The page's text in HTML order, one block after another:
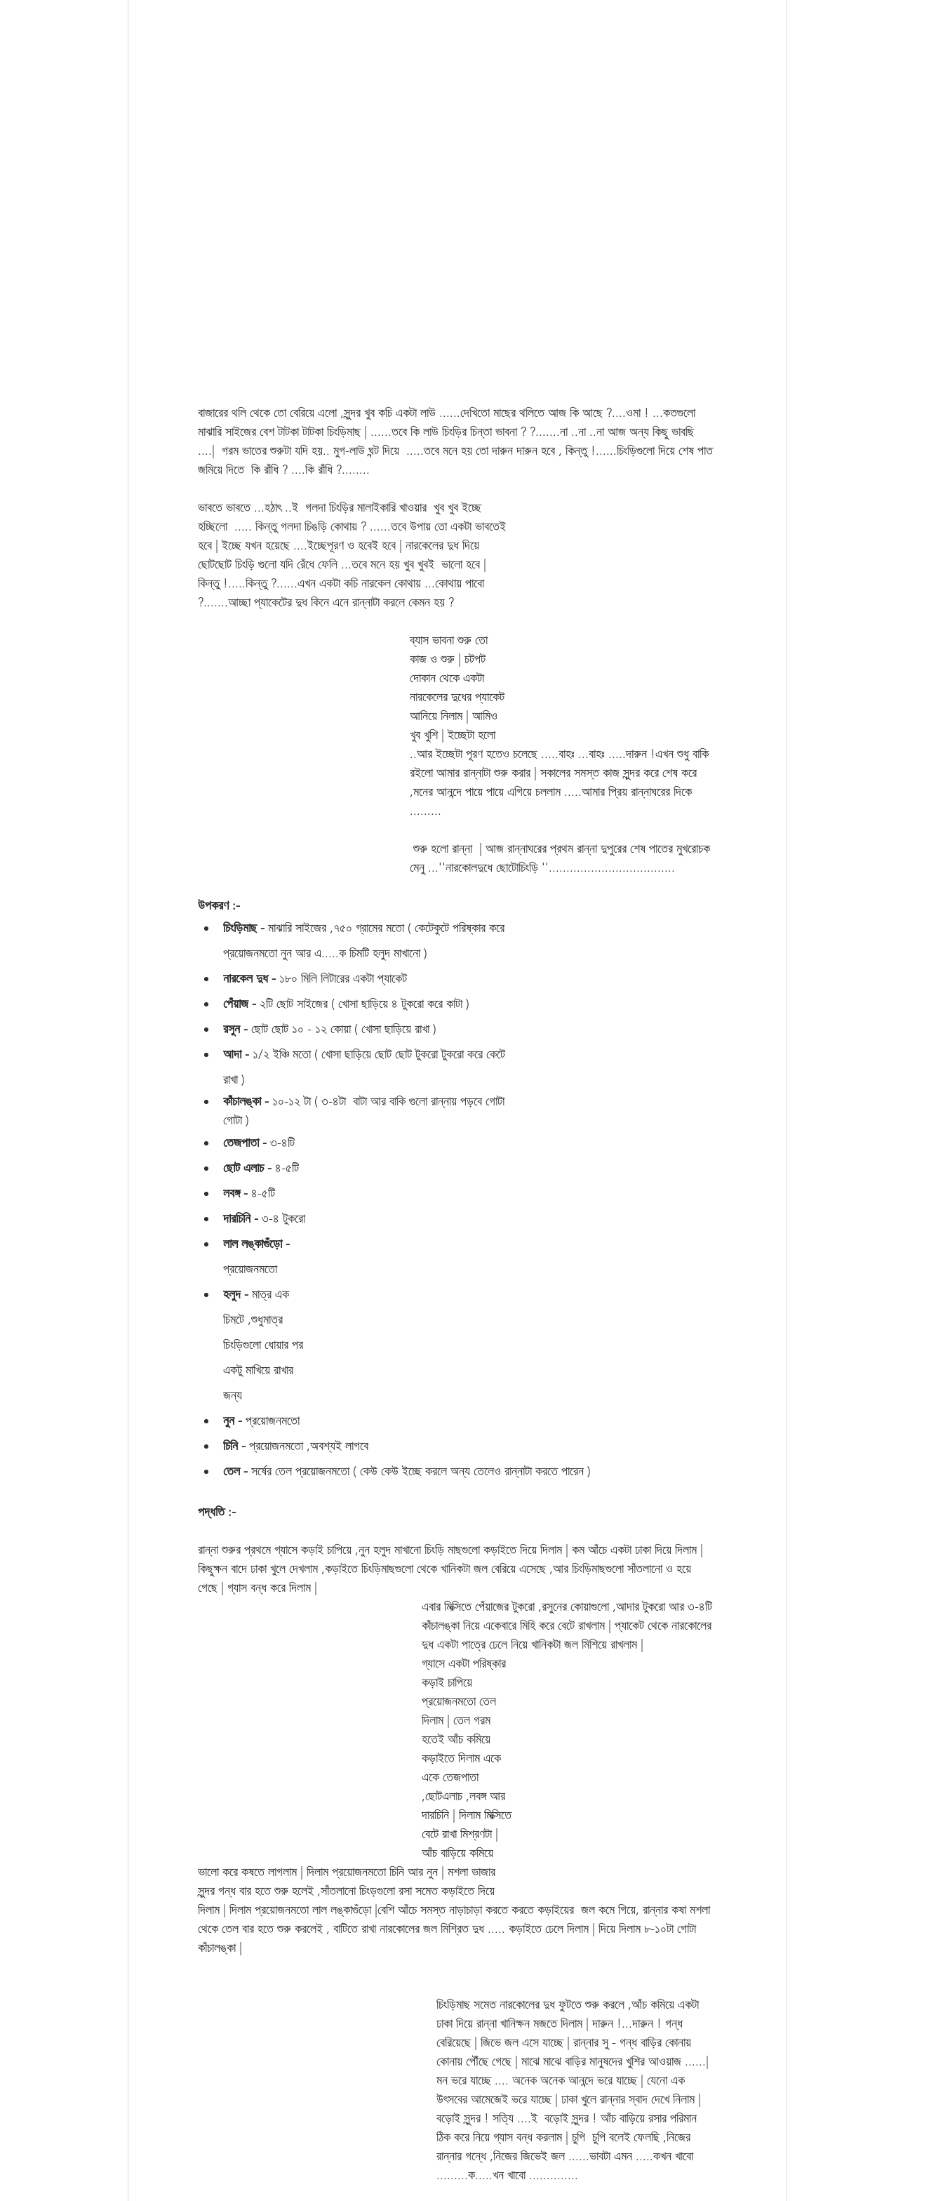
বাজারের থলি থেকে তো বেরিয়ে এলো ,সুন্দর খুব কচি একটা লাউ ......দেখিতো মাছের থলিতে আজ কি আছে ?....ওমা ! ...কতগুলো
মাঝারি সাইজের বেশ টাটকা টাটকা চিংড়িমাছ | ......তবে কি লাউ চিংড়ির চিন্তা ভাবনা ? ?.......না ..না ..না আজ অন্য কিছু ভাবছি
....|  গরম ভাতের শুরুটা যদি হয়.. মুগ-লাউ ঘন্ট দিয়ে  .....তবে মনে হয় তো দারুন দারুন হবে , কিন্তু !......চিংড়িগুলো দিয়ে শেষ পাত
জমিয়ে দিতে  কি রাঁধি ? ....কি রাঁধি ?........
ভাবতে ভাবতে ...হঠাৎ ..ই  গলদা চিংড়ির মালাইকারি খাওয়ার  খুব খুব ইচ্ছে
হচ্ছিলো  ..... কিন্তু গলদা চিঙড়ি কোথায় ? ......তবে উপায় তো একটা ভাবতেই
হবে | ইচ্ছে যখন হয়েছে ....ইচ্ছেপূরণ ও হবেই হবে | নারকেলের দুধ দিয়ে
ছোটছোট চিংড়ি গুলো যদি রেঁধে ফেলি ...তবে মনে হয় খুব খুবই  ভালো হবে |
কিন্তু !.....কিন্তু ?......এখন একটা কচি নারকেল কোথায় ...কোথায় পাবো
?.......আচ্ছা প্যাকেটের দুধ কিনে এনে রান্নাটা করলে কেমন হয় ?
ব্যাস ভাবনা শুরু তো
কাজ ও শুরু | চটপট
দোকান থেকে একটা
নারকেলের দুধের প্যাকেট
আনিয়ে নিলাম | আমিও
খুব খুশি | ইচ্ছেটা হলো
..আর ইচ্ছেটা পূরণ হতেও চলেছে .....বাহঃ ...বাহঃ .....দারুন !এখন শুধু বাকি
রইলো আমার রান্নাটা শুরু করার | সকালের সমস্ত কাজ সুন্দর করে শেষ করে
,মনের আনন্দে পায়ে পায়ে এগিয়ে চললাম .....আমার প্রিয় রান্নাঘরের দিকে
.........
শুরু হলো রান্না  | আজ রান্নাঘরের প্রথম রান্না দুপুরের শেষ পাতের মুখরোচক
মেনু ...''নারকোলদুধে ছোটোচিংড়ি ''....................................
উপকরণ :-
চিংড়িমাছ - মাঝারি সাইজের ,৭৫০ গ্রামের মতো ( কেটেকুটে পরিষ্কার করে
প্রয়োজনমতো নুন আর এ.....ক চিমটি হলুদ মাখানো )
নারকেল দুধ - ১৮০ মিলি লিটারের একটা প্যাকেট
পেঁয়াজ - ২টি ছোট সাইজের ( খোসা ছাড়িয়ে ৪ টুকরো করে কাটা )
রসুন - ছোট ছোট ১০ - ১২ কোয়া ( খোসা ছাড়িয়ে রাখা )
আদা - ১/২ ইঞ্চি মতো ( খোসা ছাড়িয়ে ছোট ছোট টুকরো টুকরো করে কেটে
রাখা )
কাঁচালঙ্কা - ১০-১২ টা ( ৩-৪টা  বাটা আর বাকি গুলো রান্নায় পড়বে গোটা
গোটা )
তেজপাতা - ৩-৪টি
ছোট এলাচ - ৪-৫টি
লবঙ্গ - ৪-৫টি
দারচিনি - ৩-৪ টুকরো
লাল লঙ্কাগুঁড়ো -
প্রয়োজনমতো
হলুদ - মাত্র এক
চিমটে ,শুধুমাত্র
চিংড়িগুলো ধোয়ার পর
একটু মাখিয়ে রাখার
জন্য
নুন - প্রয়োজনমতো
চিনি - প্রয়োজনমতো ,অবশ্যই লাগবে
তেল - সর্ষের তেল প্রয়োজনমতো ( কেউ কেউ ইচ্ছে করলে অন্য তেলেও রান্নাটা করতে পারেন )
পদ্ধতি :-
রান্না শুরুর প্রথমে গ্যাসে কড়াই চাপিয়ে ,নুন হলুদ মাখানো চিংড়ি মাছগুলো কড়াইতে দিয়ে দিলাম | কম আঁচে একটা ঢাকা দিয়ে দিলাম |
কিছুক্ষন বাদে ঢাকা খুলে দেখলাম ,কড়াইতে চিংড়িমাছগুলো থেকে খানিকটা জল বেরিয়ে এসেছে ,আর চিংড়িমাছগুলো সাঁতলানো ও হয়ে
গেছে | গ্যাস বন্ধ করে দিলাম |
এবার মিক্সিতে পেঁয়াজের টুকরো ,রসুনের কোয়াগুলো ,আদার টুকরো আর ৩-৪টি
কাঁচালঙ্কা নিয়ে একেবারে মিহি করে বেটে রাখলাম | প্যাকেট থেকে নারকোলের
দুধ একটা পাত্রে ঢেলে নিয়ে খানিকটা জল মিশিয়ে রাখলাম |
গ্যাসে একটা পরিষ্কার
কড়াই চাপিয়ে
প্রয়োজনমতো তেল
দিলাম | তেল গরম
হতেই আঁচ কমিয়ে
কড়াইতে দিলাম একে
একে তেজপাতা
,ছোটএলাচ ,লবঙ্গ আর
দারচিনি | দিলাম মিক্সিতে
বেটে রাখা মিশ্রণটা |
আঁচ বাড়িয়ে কমিয়ে
ভালো করে কষতে লাগলাম | দিলাম প্রয়োজনমতো চিনি আর নুন | মশলা ভাজার
সুন্দর গন্ধ বার হতে শুরু হলেই ,সাঁতলানো চিংড়গুলো রসা সমেত কড়াইতে দিয়ে
দিলাম | দিলাম প্রয়োজনমতো লাল লঙ্কাগুঁড়ো |বেশি আঁচে সমস্ত নাড়াচাড়া করতে করতে কড়াইয়ের  জল কমে গিয়ে, রান্নার কষা মশলা
থেকে তেল বার হতে শুরু করলেই , বাটিতে রাখা নারকোলের জল মিশ্রিত দুধ ..... কড়াইতে ঢেলে দিলাম | দিয়ে দিলাম ৮-১০টা গোটা
কাঁচালঙ্কা |
চিংড়িমাছ সমেত নারকোলের দুধ ফুটতে শুরু করলে ,আঁচ কমিয়ে একটা
ঢাকা দিয়ে রান্না খানিক্ষন মজতে দিলাম | দারুন !...দারুন ! গন্ধ
বেরিয়েছে | জিভে জল এসে যাচ্ছে | রান্নার সু - গন্ধ বাড়ির কোনায়
কোনায় পৌঁছে গেছে | মাঝে মাঝে বাড়ির মানুষদের খুশির আওয়াজ ......|
মন ভরে যাচ্ছে .... অনেক অনেক আনন্দে ভরে যাচ্ছে | যেনো এক
উৎসবের আমেজেই ভরে যাচ্ছে | ঢাকা খুলে রান্নার স্বাদ দেখে নিলাম |
বড়োই সুন্দর ! সত্যি ....ই  বড়োই সুন্দর ! আঁচ বাড়িয়ে রসার পরিমান
ঠিক করে নিয়ে গ্যাস বন্ধ করলাম | চুপি  চুপি বলেই ফেলছি ,নিজের
রান্নার গন্ধে ,নিজের জিভেই জল ......ভাবটা এমন .....কখন খাবো
.........ক.....খন খাবো ..............